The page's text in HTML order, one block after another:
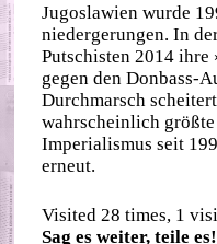
Jugoslawien wurde
niedergerungen. In
Putschisten 2014
gegen den Donbass-
Durchmarsch
wahrscheinlich
Imperialismus seit
erneut.
Visited 28 times, 1
Sag es weiter, teile es!